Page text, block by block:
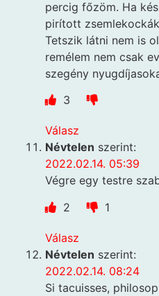
percig főzöm. Ha
pirított
Tetszik látni nem is
remélem nem csak
szegény
3
Válasz
Névtelen szerint:
2022.02.14. 05:39
Végre egy testre
2
1
Válasz
Névtelen szerint:
2022.02.14. 08:24
Si tacuisses,